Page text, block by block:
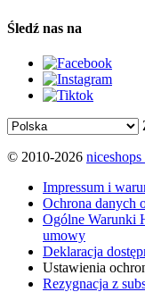
Śledź nas na
© 2010-2026
Impressum i
Ochrona danych
Ogólne Warunki
umowy
Deklaracja
Ustawienia
Rezygnacja z